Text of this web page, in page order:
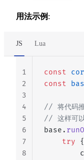
用法示例 :
JS Lua
const
const
// 将代码
// 这样可
base.
    try
{
1
2
3
4
5
6
7
8